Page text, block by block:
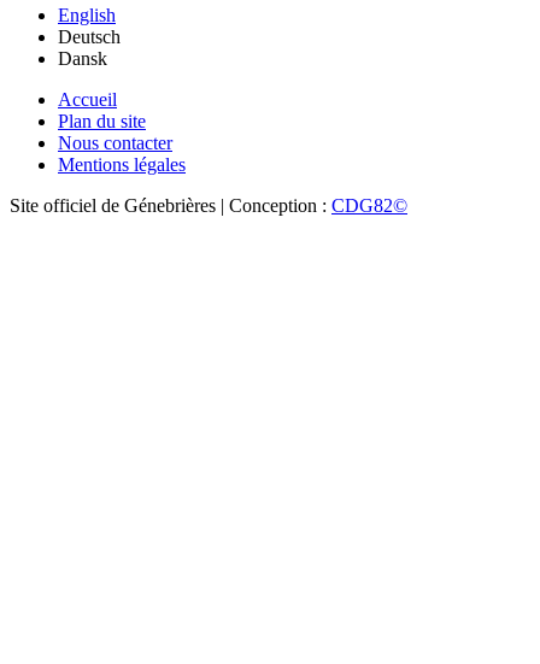
English
Deutsch
Dansk
Accueil
Plan du site
Nous contacter
Mentions légales
Site officiel de Génebrières | Conception : CDG82©